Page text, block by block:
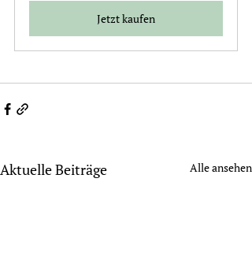
Jetzt kaufen
Aktuelle Beiträge Alle ansehen